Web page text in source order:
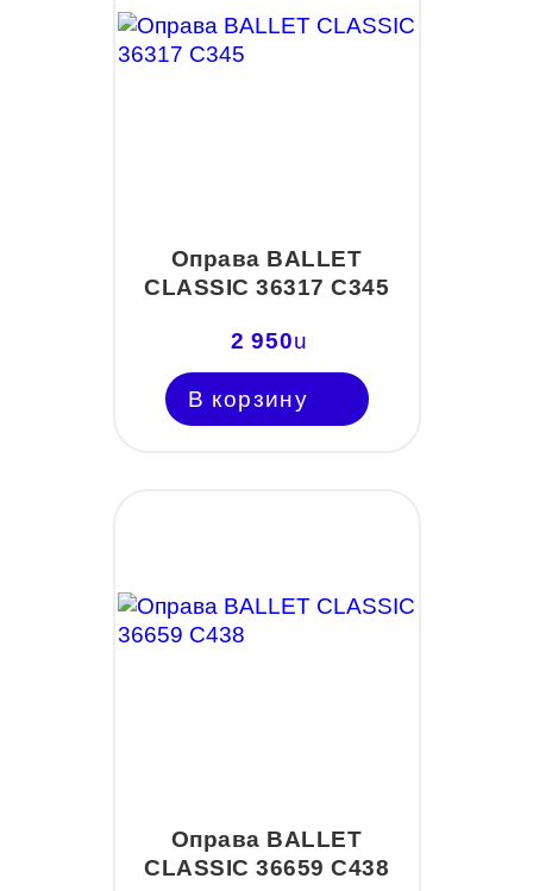
Оправа BALLET
CLASSIC 36317 С345
2 950u
В корзину
Оправа BALLET
CLASSIC 36659 C438